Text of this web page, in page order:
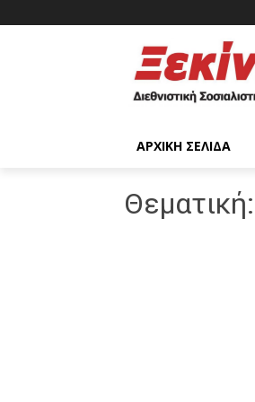
ΑΡΧΙΚΉ ΣΕΛΊΔΑ
Θεματική: